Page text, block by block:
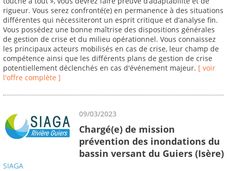
rigueur. Vous serez confronté(e) en permanence à des situations
différentes qui nécessiteront un esprit critique et d’analyse fin.
Vous possédez une bonne maîtrise des dispositions générales
de gestion de crise et du milieu opérationnel. Vous connaissez
les principaux acteurs mobilisés en cas de crise, leur champ de
compétence ainsi que les différents plans de gestion de crise
potentiellement déclenchés en cas d'événement majeur. [ voir
l'offre complète ]
09/03/2023
Chargé(e) de mission
prévention des inondations du
bassin versant du Guiers (Isère)
SIAGA